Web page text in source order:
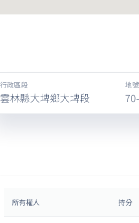
行政區段
雲林縣大埤鄉大埤段
地號
所有權人 持分